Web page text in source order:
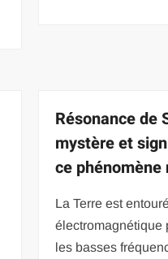
Résonance de
mystère et
ce phénomène
La Terre est
électromagnétique
les basses